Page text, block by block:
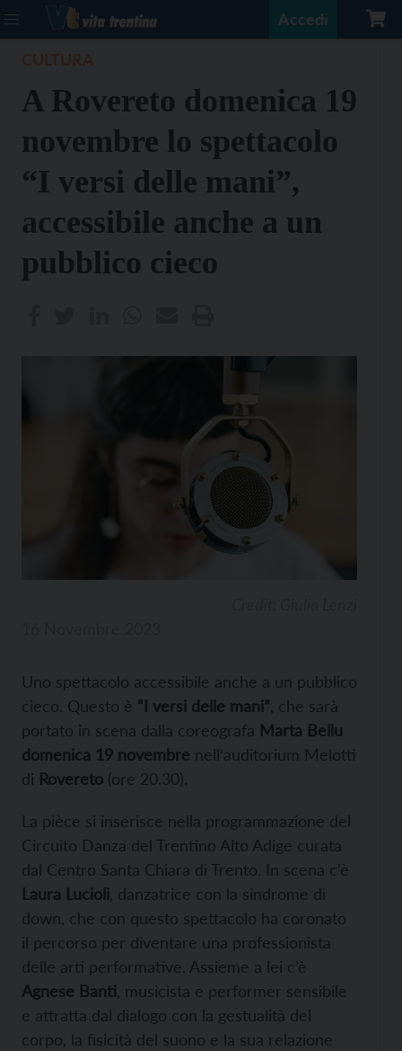
Accedi
A Rovereto domenica 19
novembre lo spettacolo
“I versi delle mani”,
accessibile anche a un
pubblico cieco
Uno spettacolo accessibile anche a un pubblico
cieco. Questo è “I versi delle mani” , che sarà
portato in scena dalla coreografa Marta Bellu
domenica 19 novembre nell’auditorium Melotti
di Rovereto (ore 20.30).
La pièce si inserisce nella programmazione del
Circuito Danza del Trentino Alto Adige curata
dal Centro Santa Chiara di Trento. In scena c’è
Laura Lucioli , danzatrice con la sindrome di
down, che con questo spettacolo ha coronato
il percorso per diventare una professionista
delle arti performative. Assieme a lei c’è
Agnese Banti , musicista e performer sensibile
e attratta dal dialogo con la gestualità del
corpo, la fisicità del suono e la sua relazione